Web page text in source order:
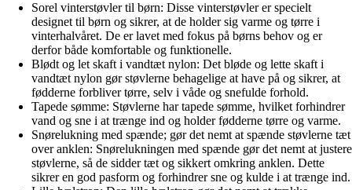
Sorel vinterstøvler til børn: Disse vinterstøvler er specielt
designet til børn og sikrer, at de holder sig varme og tørre i
vinterhalvåret. De er lavet med fokus på børns behov og er
derfor både komfortable og funktionelle.
Blødt og let skaft i vandtæt nylon: Det bløde og lette skaft i
vandtæt nylon gør støvlerne behagelige at have på og sikrer, at
fødderne forbliver tørre, selv i våde og snefulde forhold.
Tapede sømme: Støvlerne har tapede sømme, hvilket forhindrer
vand og sne i at trænge ind og holder fødderne tørre og varme.
Snørelukning med spænde; gør det nemt at spænde støvlerne tæt
over anklen: Snørelukningen med spænde gør det nemt at justere
støvlerne, så de sidder tæt og sikkert omkring anklen. Dette
sikrer en god pasform og forhindrer sne og kulde i at trænge ind.